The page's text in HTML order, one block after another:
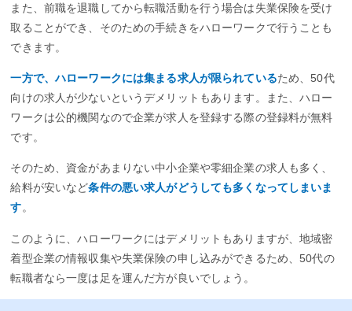
また、前職を退職してから転職活動を行う場合は失業保険を受け
取ることができ、そのための手続きをハローワークで行うことも
できます。
一方で、ハローワークには集まる求人が限られているため、50代
向けの求人が少ないというデメリットもあります。また、ハロー
ワークは公的機関なので企業が求人を登録する際の登録料が無料
です。
そのため、資金があまりない中小企業や零細企業の求人も多く、
給料が安いなど条件の悪い求人がどうしても多くなってしまいま
す。
このように、ハローワークにはデメリットもありますが、地域密
着型企業の情報収集や失業保険の申し込みができるため、50代の
転職者なら一度は足を運んだ方が良いでしょう。